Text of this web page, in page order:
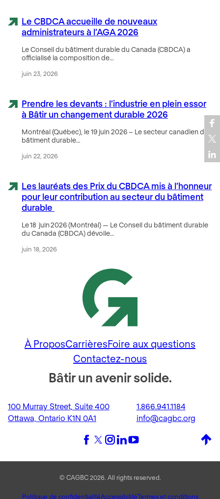
Le CBDCA accueille de nouveaux
administrateurs à l’AGA 2026
Le Conseil du bâtiment durable du Canada (CBDCA) a
officialisé la composition de…
juin 23, 2026
Prendre les devants : l’industrie en plein essor
à Bâtir un changement durable 2026
Montréal (Québec), le 19 juin 2026 – Le secteur canadien du
bâtiment durable…
juin 22, 2026
Les lauréats des Prix du CBDCA mis à l’honneur
pour leur contribution au secteur du bâtiment
durable
Le 18 juin 2026 (Montréal) — Le Conseil du bâtiment durable
du Canada (CBDCA) dévoile…
juin 18, 2026
À ProposCarrièresFoire aux questions
Contactez-nous
Bâtir un avenir solide.
100 Murray Street, Suite 400
Ottawa, Ontario K1N 0A1
1.866.941.1184
info@cagbc.org
© CAGBC 2026. All rights reserved.
Politique de confidentialitéAccessibilitéTermes et conditions